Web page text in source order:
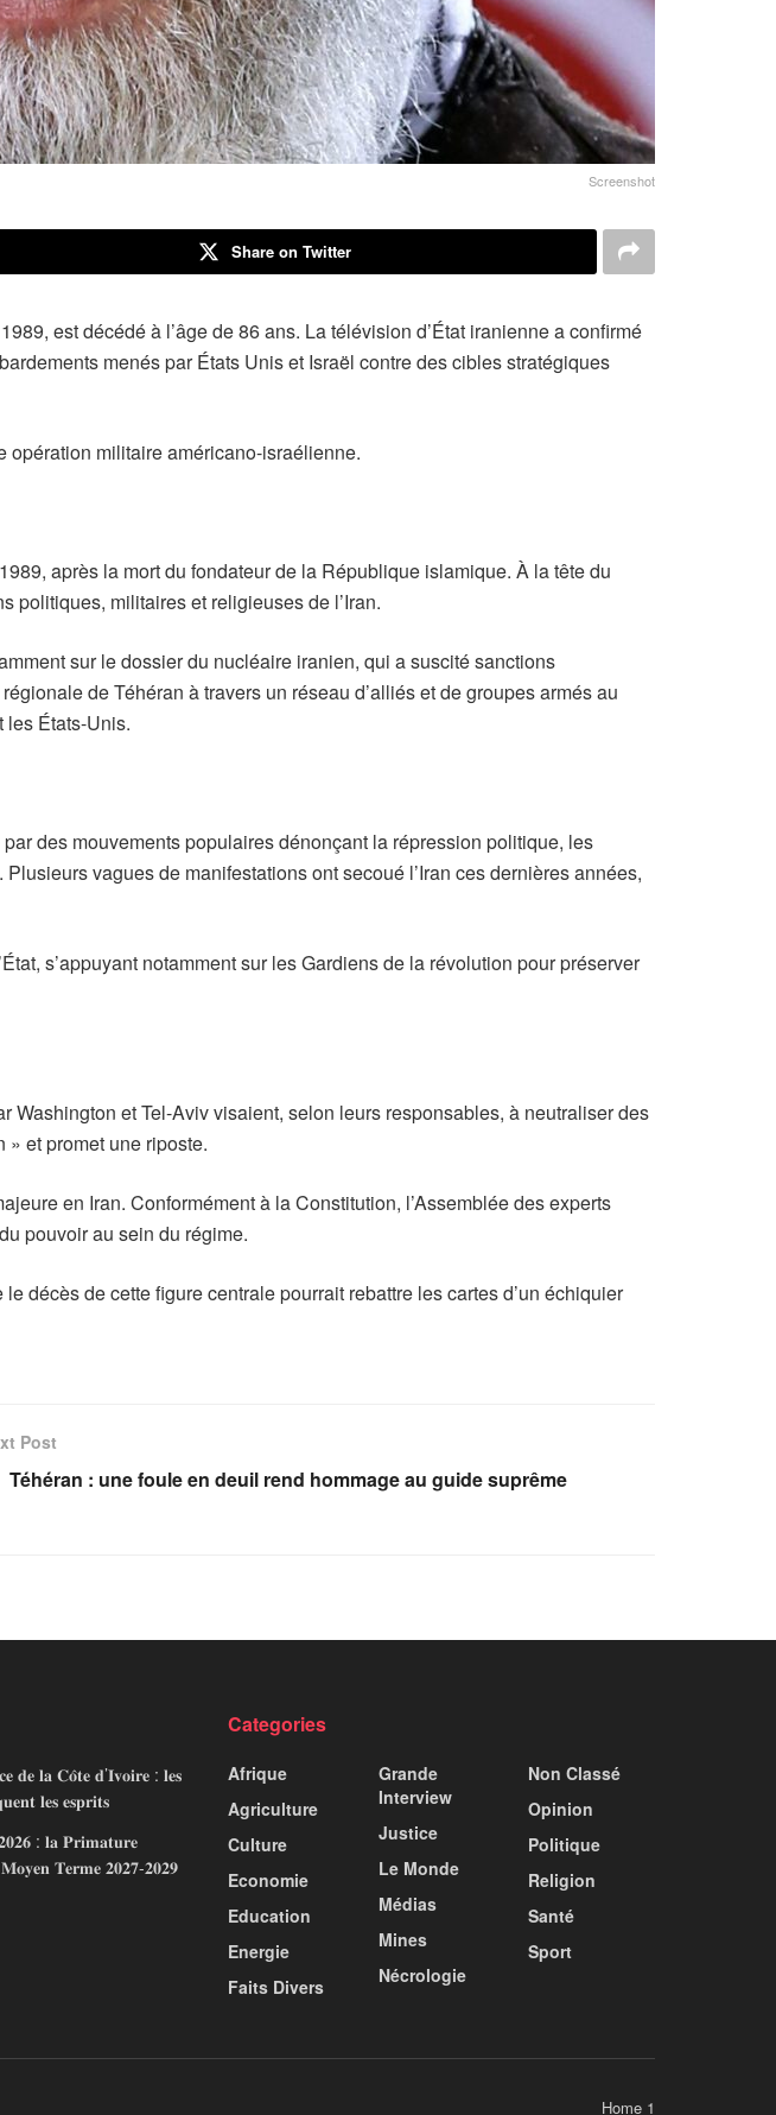
Screenshot
Share on Twitter
est décédé à l’âge de 86 ans. La télévision d’État iranienne a confirmé
menés par États Unis et Israël contre des cibles stratégiques
opération militaire américano-israélienne.
après la mort du fondateur de la République islamique. À la tête du
politiques, militaires et religieuses de l’Iran.
sur le dossier du nucléaire iranien, qui a suscité sanctions
de Téhéran à travers un réseau d’alliés et de groupes armés au
les États-Unis.
des mouvements populaires dénonçant la répression politique, les
vagues de manifestations ont secoué l’Iran ces dernières années,
s’appuyant notamment sur les Gardiens de la révolution pour préserver
Washington et Tel-Aviv visaient, selon leurs responsables, à neutraliser des
et promet une riposte.
en Iran. Conformément à la Constitution, l’Assemblée des experts
pouvoir au sein du régime.
décès de cette figure centrale pourrait rebattre les cartes d’un échiquier
Post
Téhéran : une foule en deuil rend hommage au guide suprême
𝐝𝐞 𝐥𝐚 𝐂𝐨̂𝐭𝐞 𝐝’𝐈𝐯𝐨𝐢𝐫𝐞 : 𝐥𝐞𝐬
𝐥𝐞𝐬 𝐞𝐬𝐩𝐫𝐢𝐭𝐬
: 𝐥𝐚 𝐏𝐫𝐢𝐦𝐚𝐭𝐮𝐫𝐞
𝐌𝐨𝐲𝐞𝐧 𝐓𝐞𝐫𝐦𝐞 𝟐𝟎𝟐𝟕-𝟐𝟎𝟐𝟗
Categories
Afrique
Agriculture
Culture
Economie
Education
Energie
Faits Divers
Grande
Interview
Justice
Le Monde
Médias
Mines
Nécrologie
Non Classé
Opinion
Politique
Religion
Santé
Sport
Home 1